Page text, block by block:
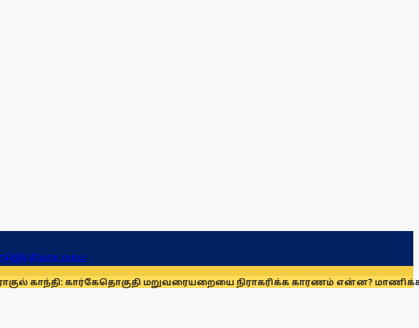
இந்தியாஉலகம்
கார்கேதொகுதி மறுவரையறையை நிராகரிக்க காரணம் என்ன? மாணிக்கம்